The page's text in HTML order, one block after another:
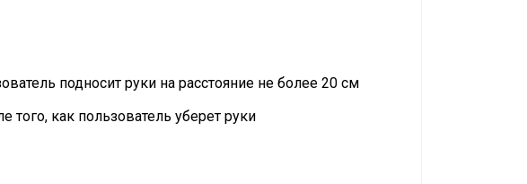
подносит руки на расстояние не более 20 см
того, как пользователь уберет руки